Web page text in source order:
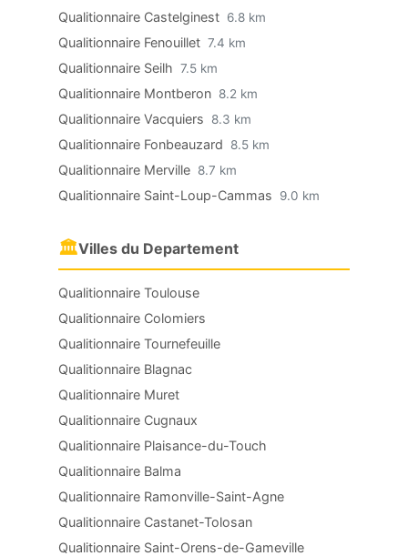
Qualitionnaire Castelginest 6.8 km
Qualitionnaire Fenouillet 7.4 km
Qualitionnaire Seilh 7.5 km
Qualitionnaire Montberon 8.2 km
Qualitionnaire Vacquiers 8.3 km
Qualitionnaire Fonbeauzard 8.5 km
Qualitionnaire Merville 8.7 km
Qualitionnaire Saint-Loup-Cammas 9.0 km
🏛Villes du Departement
Qualitionnaire Toulouse
Qualitionnaire Colomiers
Qualitionnaire Tournefeuille
Qualitionnaire Blagnac
Qualitionnaire Muret
Qualitionnaire Cugnaux
Qualitionnaire Plaisance-du-Touch
Qualitionnaire Balma
Qualitionnaire Ramonville-Saint-Agne
Qualitionnaire Castanet-Tolosan
Qualitionnaire Saint-Orens-de-Gameville